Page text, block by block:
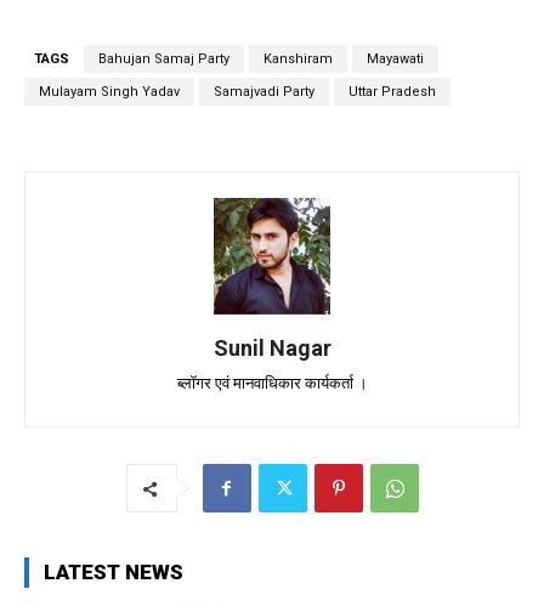
TAGS Bahujan Samaj Party Kanshiram Mayawati
Mulayam Singh Yadav Samajvadi Party Uttar Pradesh
Sunil Nagar
ब्लॉगर एवं मानवाधिकार कार्यकर्ता ।
LATEST NEWS